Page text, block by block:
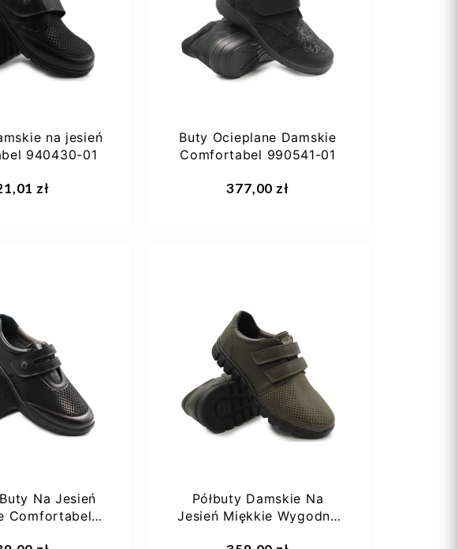
na jesień
940430-01
zł
41
Buty Ocieplane Damskie
Comfortabel 990541-01
377,00 zł
37 39
Na Jesień
Comfortabel
Półbuty Damskie Na
Jesień Miękkie Wygodne